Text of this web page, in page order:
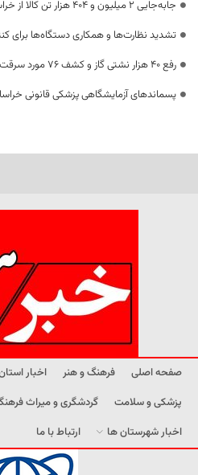
جابه‌جایی 2 میلیون و 404 هزار تن کالا از خراسان جنوبی به سراسر کشور
تشدید نظارت‌ها و همکاری دستگاه‌ها
رفع 40 هزار نشتی گاز و کشف 76 مورد سرقت گاز در چهار ماهه نخست سال
پسماندهای آزمایشگاهی پزشکی قانونی
صفحه اصلی فرهنگ و هنر اخبار
پزشکی و سلامت
گردشگری و میراث
اخبار شهرستان ها
ارتباط با ما